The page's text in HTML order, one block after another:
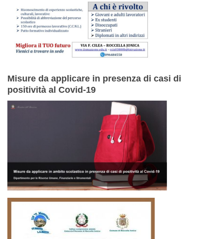
Misure da applicare in presenza di casi di
positività al Covid-19